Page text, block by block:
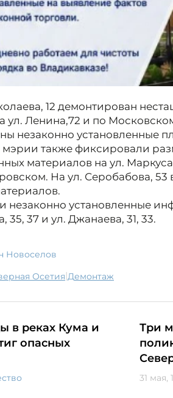
12 демонтирован
ул. Ленина,72 и по
незаконно установленные
также фиксировали
материалов на ул.
На ул. Серобабова,
незаконно установленные
35, 37 и ул. Джанаева, 31, 33.
Новоселов
Осетия| демонтаж
в реках Кума и
опасных
Три
31 мая,